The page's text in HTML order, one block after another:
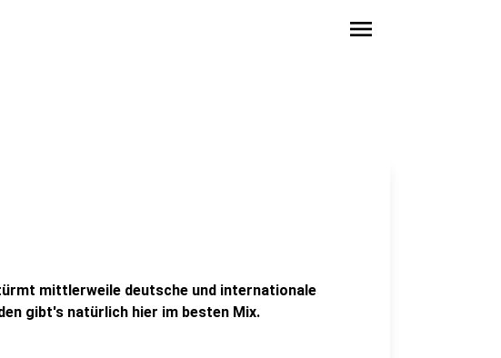
menu
mittlerweile deutsche und internationale
gibt's natürlich hier im besten Mix.